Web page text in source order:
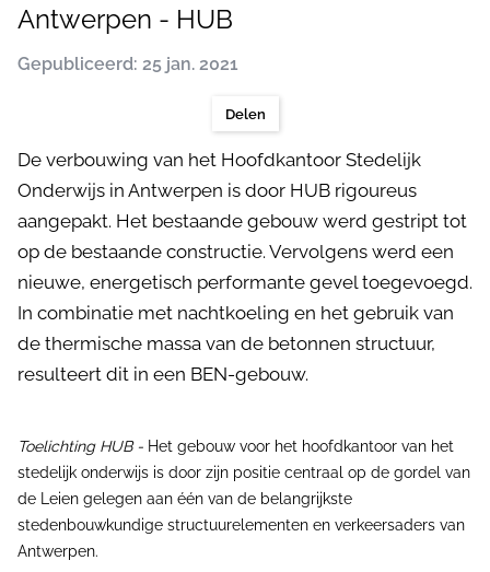
Antwerpen - HUB
Gepubliceerd: 25 jan. 2021
Delen
De verbouwing van het Hoofdkantoor Stedelijk
Onderwijs in Antwerpen is door HUB rigoureus
aangepakt. Het bestaande gebouw werd gestript tot
op de bestaande constructie. Vervolgens werd een
nieuwe, energetisch performante gevel toegevoegd.
In combinatie met nachtkoeling en het gebruik van
de thermische massa van de betonnen structuur,
resulteert dit in een BEN-gebouw.
Toelichting HUB - Het gebouw voor het hoofdkantoor van het
stedelijk onderwijs is door zijn positie centraal op de gordel van
de Leien gelegen aan één van de belangrijkste
stedenbouwkundige structuurelementen en verkeersaders van
Antwerpen.